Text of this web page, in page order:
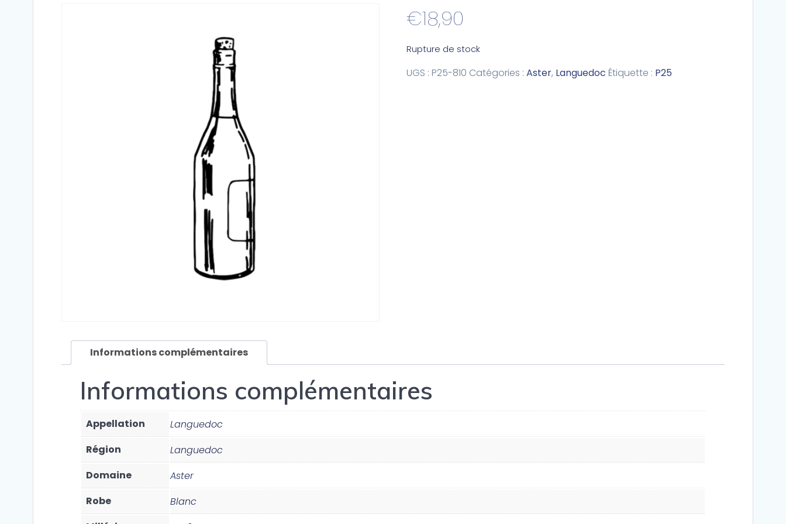
€18,90
Rupture de stock
UGS : P25-810 Catégories : Aster, Languedoc Étiquette : P25
Informations complémentaires
Informations complémentaires
Appellation
Languedoc
Région
Languedoc
Domaine
Aster
Robe
Blanc